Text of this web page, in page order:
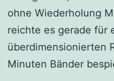
ohne Wiederholung
reichte es gerade für
überdimensionierten
Minuten Bänder